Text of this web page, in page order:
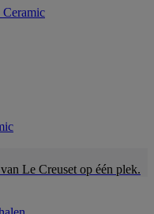
Le Creuset op één plek.